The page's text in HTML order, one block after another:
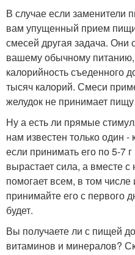
В случае если заменители
вам упущенный прием
смесей другая задача. Они
вашему обычному
калорийность съеденного
тысяч калорий. Смеси
желудок не принимает
Ну а есть ли прямые
нам известен только один
если принимать его по 5-7
вырастает сила, а вместе
помогает всем, в том числе
принимайте его с первого
будет.
Вы получаете ли с пищей
витаминов и минералов?